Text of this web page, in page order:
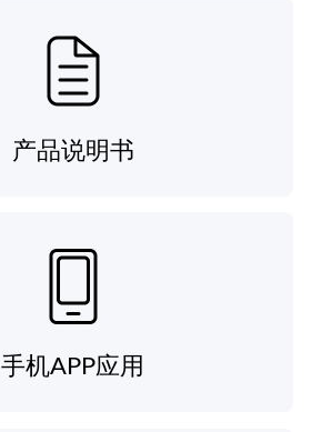
产品说明书
手机APP应用